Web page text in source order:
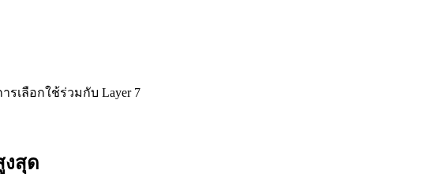
รเลือกใช้ร่วมกับ Layer 7
งสุด